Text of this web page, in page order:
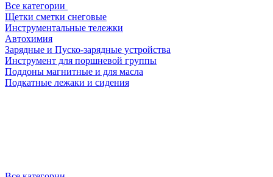
Все категории
Щетки сметки снеговые
Инструментальные тележки
Автохимия
Зарядные и Пуско-зарядные устройства
Инструмент для поршневой группы
Поддоны магнитные и для масла
Подкатные лежаки и сидения